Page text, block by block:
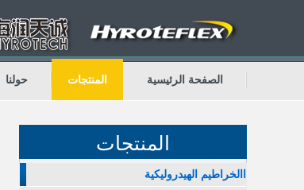
الصفحة الرئيسية المنتجات حولنا
المنتجات
االخراطيم الهيدروليكية